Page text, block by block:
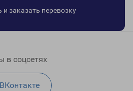
и заказать перевозку
в соцсетях
ВКонтакте